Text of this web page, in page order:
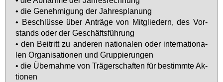
• die Ge­neh­mi­gung der Jah­res­pla­nung
• Be­schlüs­se über An­trä­ge von Mit­glie­dern, des Vor­
stands oder der Ge­schäfts­füh­rung
• den Bei­tritt zu an­de­ren na­tio­na­len oder in­ter­na­tio­na­
len Or­ga­ni­sa­tio­nen und Grup­pie­run­gen
• die Über­nah­me von Trä­ger­schaf­ten für be­stimm­te Ak­
tio­nen